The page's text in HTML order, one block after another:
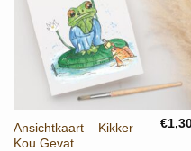
Ansichtkaart – Kikker
Kou Gevat
€